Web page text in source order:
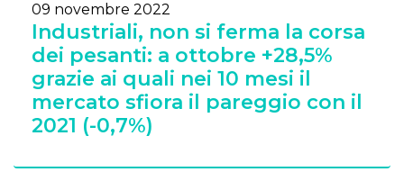
09 novembre 2022
Industriali, non si ferma la corsa
dei pesanti: a ottobre +28,5%
grazie ai quali nei 10 mesi il
mercato sfiora il pareggio con il
2021 (-0,7%)